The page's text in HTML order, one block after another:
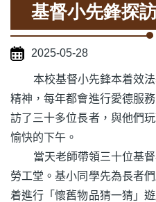
結
基督小先鋒探
2025-05-28
本校基督小先鋒本着效法
精神，每年都會進行愛德服
訪了三十多位長者，與他們
愉快的下午。
當天老師帶領三十位基督
勞工堂。基小同學先為長者
着進行「懷舊物品猜一猜」